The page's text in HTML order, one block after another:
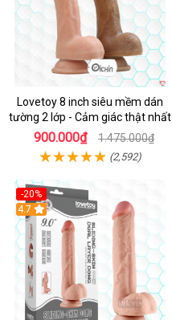
Lovetoy 8 inch siêu mềm dán
tường 2 lớp - Cảm giác thật nhất
900.000₫ 1.475.000₫
(2,592)
-20%
Hot
4.7